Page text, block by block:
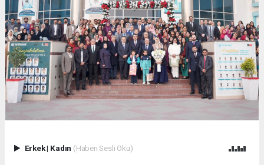
Erkek| Kadın (Haberi Sesli Oku)